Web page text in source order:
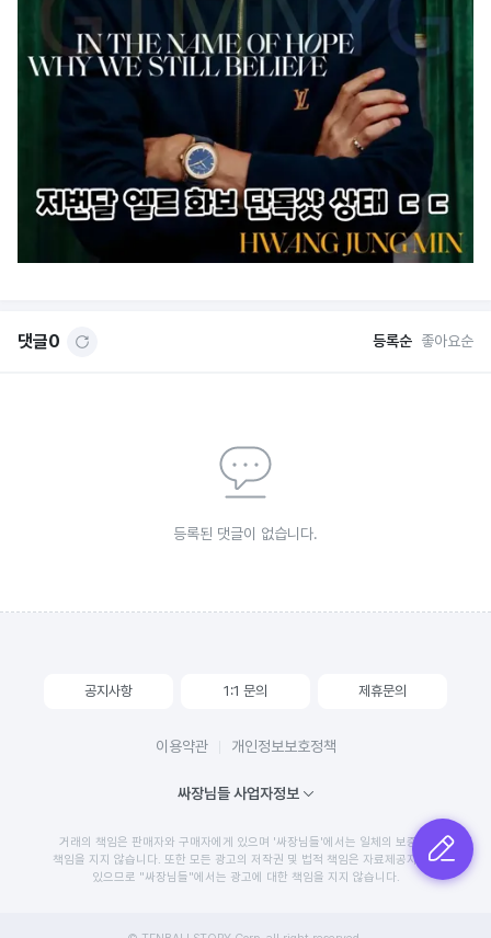
글쓰기
댓글0 등록순 좋아요순
등록된 댓글이 없습니다.
공지사항 1:1 문의 제휴문의
이용약관 개인정보보호정책
싸장님들 사업자정보
거래의 책임은 판매자와 구매자에게 있으며 '싸장님들'에서는 일체의 보증 및
책임을 지지 않습니다. 또한 모든 광고의 저작권 및 법적 책임은 자료제공자에게
있으므로 "싸장님들"에서는 광고에 대한 책임을 지지 않습니다.